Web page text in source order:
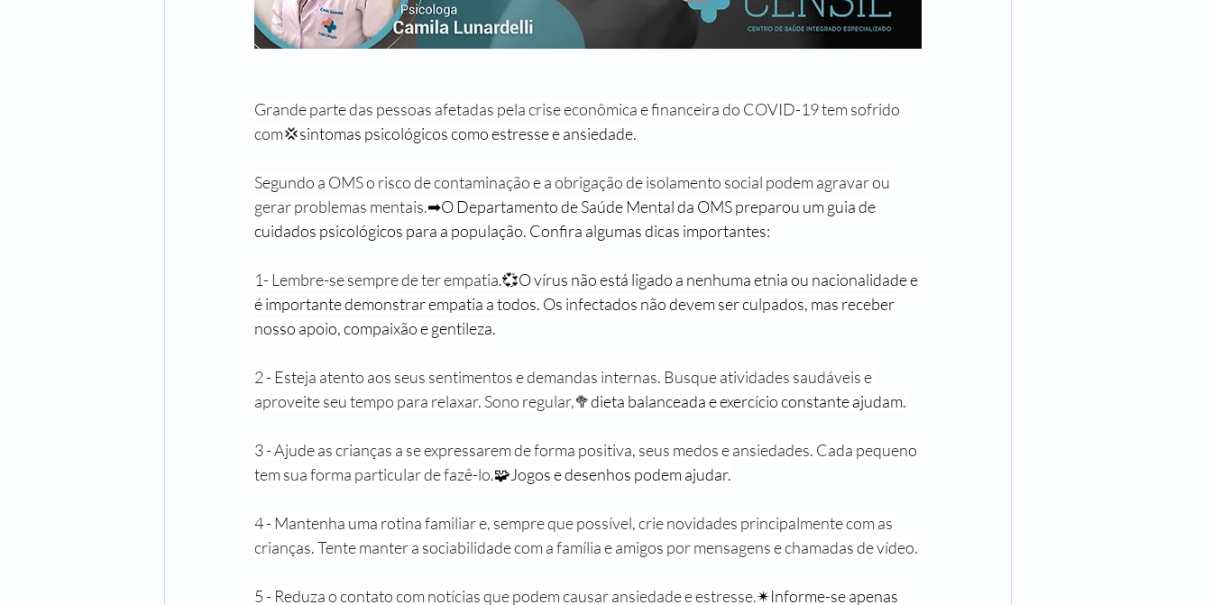
Grande parte das pessoas afetadas pela crise econômica e financeira do COVID-19 tem sofrido
com💢sintomas psicológicos como estresse e ansiedade.
Segundo a OMS o risco de contaminação e a obrigação de isolamento social podem agravar ou
gerar problemas mentais.➡O Departamento de Saúde Mental da OMS preparou um guia de
cuidados psicológicos para a população. Confira algumas dicas importantes:
1- Lembre-se sempre de ter empatia.💞O vírus não está ligado a nenhuma etnia ou nacionalidade e
é importante demonstrar empatia a todos. Os infectados não devem ser culpados, mas receber
nosso apoio, compaixão e gentileza.
2 - Esteja atento aos seus sentimentos e demandas internas. Busque atividades saudáveis e
aproveite seu tempo para relaxar. Sono regular,🥦dieta balanceada e exercício constante ajudam.
3 - Ajude as crianças a se expressarem de forma positiva, seus medos e ansiedades. Cada pequeno
tem sua forma particular de fazê-lo.🧩Jogos e desenhos podem ajudar.
4 - Mantenha uma rotina familiar e, sempre que possível, crie novidades principalmente com as
crianças. Tente manter a sociabilidade com a família e amigos por mensagens e chamadas de vídeo.
5 - Reduza o contato com notícias que podem causar ansiedade e estresse.✴Informe-se apenas